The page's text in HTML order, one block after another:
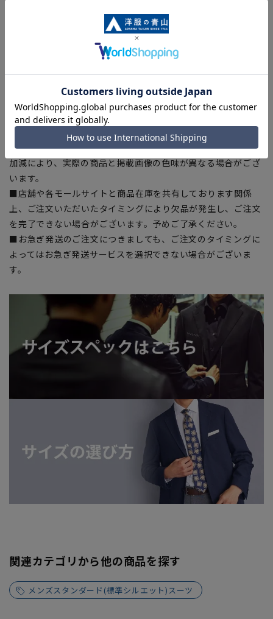
ある場合がございますので、予めご了承ください。
■ゆとり感には個人差があります。サイズ表を確認の上、ご購
入の目安としてご利用ください。
干の誤差が生じる場合がございます。予めご了承ください。
■サイズスペックは仕上がりサイズを記載しております。一
部、商品現物におすすめサイズ(ヌードサイズ)を記載している
商品もございます。
■ブラウザやお使いのモニター環境、また撮影時の室内外の光
加減により、実際の商品と掲載画像の色味が異なる場合がござ
います。
■店舗や各モールサイトと商品在庫を共有しております関係
上、ご注文いただいたタイミングにより欠品が発生し、ご注文
を完了できない場合がございます。予めご了承ください。
■お急ぎ発送のご注文につきましても、ご注文のタイミングに
よってはお急ぎ発送サービスを選択できない場合がございま
す。
関連カテゴリから他の商品を探す
メンズスタンダード(標準シルエット)スーツ